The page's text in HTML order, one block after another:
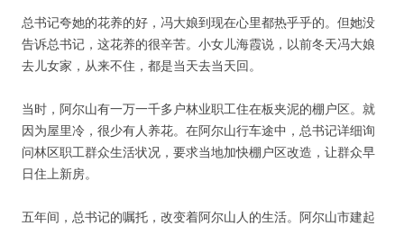
总书记夸她的花养的好，冯大娘到现在心里都热乎乎的。但她没
告诉总书记，这花养的很辛苦。小女儿海霞说，以前冬天冯大娘
去儿女家，从来不住，都是当天去当天回。
当时，阿尔山有一万一千多户林业职工住在板夹泥的棚户区。就
因为屋里冷，很少有人养花。在阿尔山行车途中，总书记详细询
问林区职工群众生活状况，要求当地加快棚户区改造，让群众早
日住上新房。
五年间，总书记的嘱托，改变着阿尔山人的生活。阿尔山市建起